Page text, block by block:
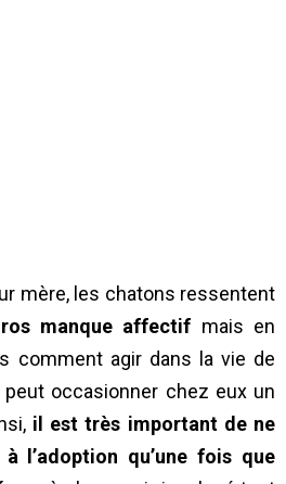
mère, les chatons ressentent
manque affectif mais en
comment agir dans la vie de
occasionner chez eux un
il est très important de ne
l’adoption qu’une fois que